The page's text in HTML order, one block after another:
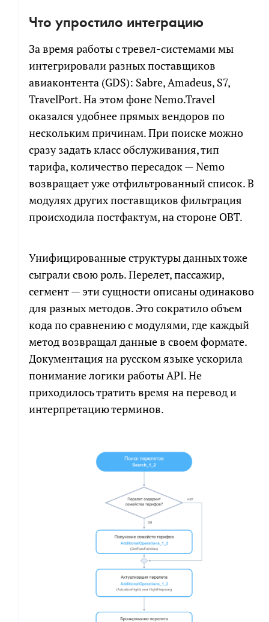
Что упростило интеграцию
За время работы с тревел-системами мы
интегрировали разных поставщиков
авиаконтента (GDS): Sabre, Amadeus, S7,
TravelPort. На этом фоне Nemo.Travel
оказался удобнее прямых вендоров по
нескольким причинам. При поиске можно
сразу задать класс обслуживания, тип
тарифа, количество пересадок — Nemo
возвращает уже отфильтрованный список. В
модулях других поставщиков фильтрация
происходила постфактум, на стороне OBT.
Унифицированные структуры данных тоже
сыграли свою роль. Перелет, пассажир,
сегмент — эти сущности описаны одинаково
для разных методов. Это сократило объем
кода по сравнению с модулями, где каждый
метод возвращал данные в своем формате.
Документация на русском языке ускорила
понимание логики работы API. Не
приходилось тратить время на перевод и
интерпретацию терминов.